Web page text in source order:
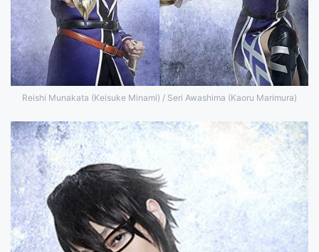
Reishi Munakata (Keisuke Minami) / Seri Awashima (Kaoru Marimura)